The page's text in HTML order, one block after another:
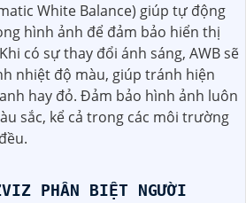
chi tiết. Tích hợp công nghệ
ghi hình khi phát hiện chuyển
không bỏ lỡ bất kỳ sự kiện nào. 📃
mạng linh hoạt giúp bạn dễ
điện thoại di động. Camera IP 2K
bảo vệ ngôi nhà hoặc doanh
White Balance) giúp tự động
hình ảnh để đảm bảo hiển thị
có sự thay đổi ánh sáng, AWB sẽ
nhiệt độ màu, giúp tránh hiện
hay đỏ. Đảm bảo hình ảnh luôn
sắc, kể cả trong các môi trường
PHÂN BIỆT NGƯỜI